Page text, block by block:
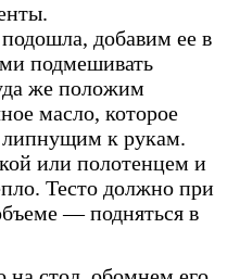
добавим ее в
подмешивать
же положим
масло, которое
липнущим к рукам.
или полотенцем и
Тесто должно при
— подняться в